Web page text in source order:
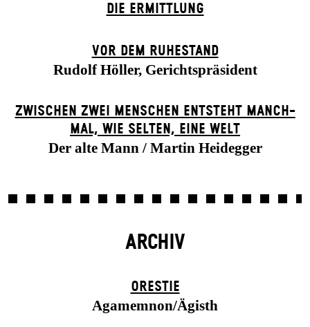
DIE ERMITTLUNG
VOR DEM RUHESTAND
Rudolf Höller, Gerichtspräsident
ZWISCHEN ZWEI MENSCHEN ENT­STEHT MANCH­
MAL, WIE SELTEN, EINE WELT
Der alte Mann / Martin Heidegger
ARCHIV
ORESTIE
Agamemnon/Ägisth